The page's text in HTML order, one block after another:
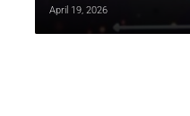
April 19, 2026